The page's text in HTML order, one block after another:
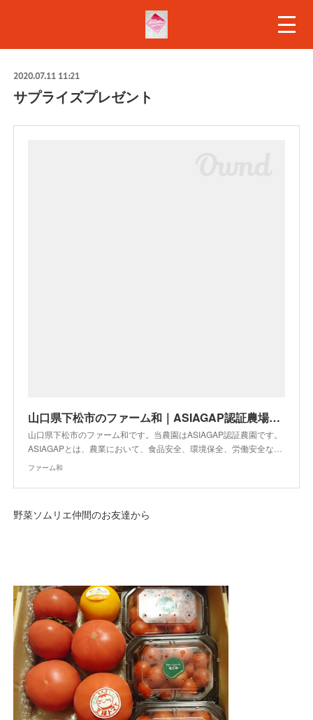
2020.07.11 11:21
サプライズプレゼント
山口県下松市のファーム和｜ASIAGAP認証農場｜安心安全の野菜
山口県下松市のファーム和です。当農園はASIAGAP認証農園です。
ASIAGAPとは、農業において、食品安全、環境保全、労働安全な…
ファーム和
野菜ソムリエ仲間のお友達から